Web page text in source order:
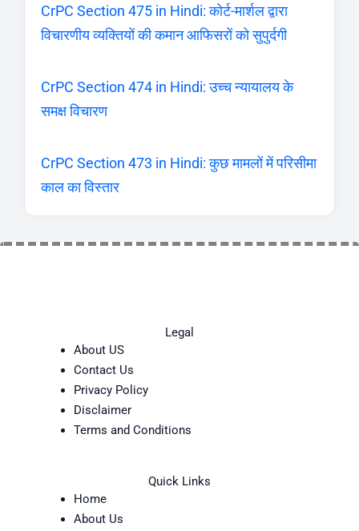
CrPC Section 475 in Hindi: कोर्ट-मार्शल द्वारा
विचारणीय व्यक्तियों की कमान आफिसरों को सुपुर्दगी
CrPC Section 474 in Hindi: उच्च न्यायालय के
समक्ष विचारण
CrPC Section 473 in Hindi: कुछ मामलों में परिसीमा
काल का विस्तार
Legal
About US
Contact Us
Privacy Policy
Disclaimer
Terms and Conditions
Quick Links
Home
About Us